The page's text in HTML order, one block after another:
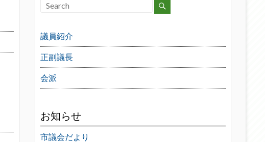
議員紹介
正副議長
会派
お知らせ
市議会だより